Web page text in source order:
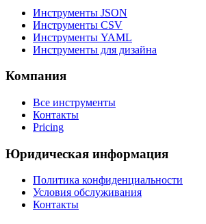
Инструменты JSON
Инструменты CSV
Инструменты YAML
Инструменты для дизайна
Компания
Все инструменты
Контакты
Pricing
Юридическая информация
Политика конфиденциальности
Условия обслуживания
Контакты